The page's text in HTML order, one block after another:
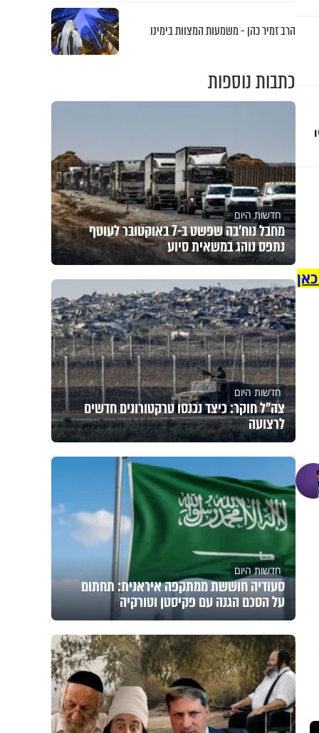
הרב זמיר כהן - משמעות המצוות בימינו
כתבות נוספות
חדשות היום
מחבל נוח'בה שפשט ב-7 באוקטובר לעוטף
נתפס נוהג במשאית סיוע
חדשות היום
צה"ל חוקר: כיצד נכנסו טרקטורונים חדשים
לרצועה
חדשות היום
סעודיה חוששת ממתקפה איראנית: תחתום
על הסכם הגנה עם פקיסטן וטורקיה